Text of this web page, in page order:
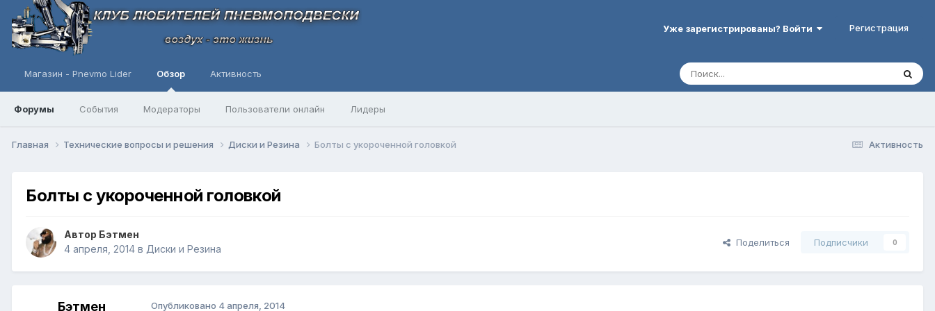
Уже зарегистрированы? Войти Регистрация
Магазин - Pnevmo Lider Обзор
Форумы События Модераторы Пользователи онлайн Лидеры
Активность
Активность
Главная Технические вопросы и решения Диски и Резина Болты с укороченной головкой
Болты с укороченной головкой
Автор Бэтмен
4 апреля, 2014 в Диски и Резина
Поделиться Подписчики 0
Бэтмен Опубликовано 4 апреля, 2014